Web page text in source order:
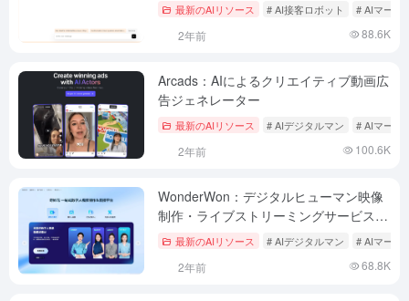
最新のAIリソース # AI接客ロボット # AIマーケ
2年前 88.6K
Arcads：AIによるクリエイティブ動画広
告ジェネレーター
最新のAIリソース # AIデジタルマン # AIマーケ
2年前 100.6K
WonderWon：デジタルヒューマン映像
制作・ライブストリーミングサービスプ
ラットフォーム|ボイスクローン|イメー
ジクローン
最新のAIリソース # AIデジタルマン # AIマーケ
2年前 68.8K